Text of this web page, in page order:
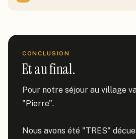
CONCLUSION
Et au final.
Pour notre séjour au village
"Pierre".
Nous avons été "TRES"